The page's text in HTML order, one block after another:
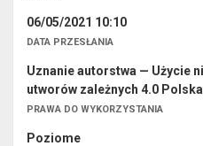
06/05/2021 10:10
DATA PRZESŁANIA
Uznanie autorstwa — Użycie
utworów zależnych 4.0 Polska
PRAWA DO WYKORZYSTANIA
Poziome